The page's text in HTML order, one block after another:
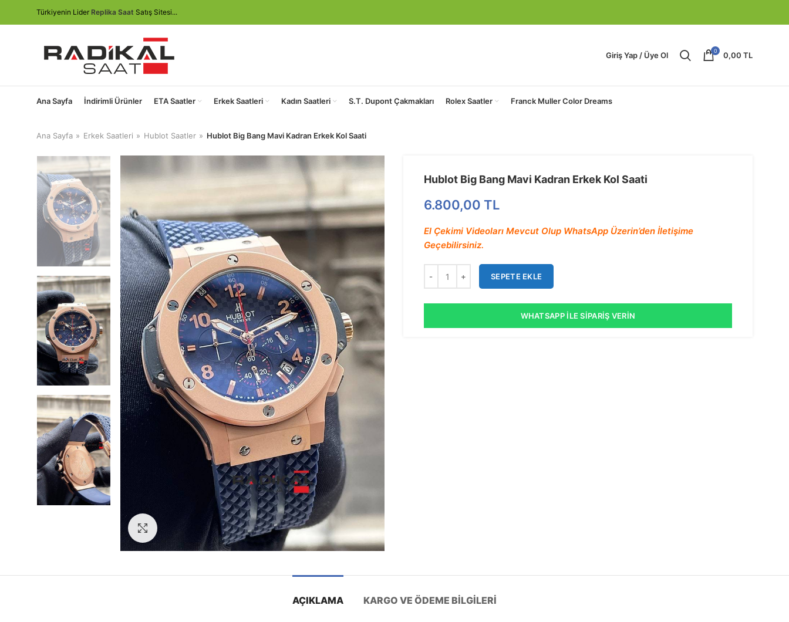
Türkiyenin Lider Replika Saat Satış Sitesi...
Giriş Yap / Üye Ol 0 0,00 TL
Ana Sayfa İndirimli Ürünler ETA Saatler Erkek Saatleri Kadın Saatleri S.T. Dupont Çakmakları Rolex Saatler Franck Muller Color Dreams
Ana Sayfa Erkek Saatleri Hublot Saatler Hublot Big Bang Mavi Kadran Erkek Kol Saati
Görseli Büyütün
Hublot Big Bang Mavi Kadran Erkek Kol Saati
6.800,00 TL
El Çekimi Videoları Mevcut Olup WhatsApp Üzerin’den İletişime
Geçebilirsiniz.
SEPETE EKLE
WHATSAPP İLE SIPARIŞ VERIN
AÇIKLAMA KARGO VE ÖDEME BILGILERI